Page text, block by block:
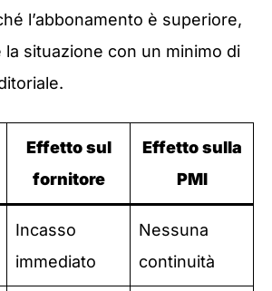
l’abbonamento è superiore,
la situazione con un minimo di
Effetto sul
fornitore
Effetto sulla
PMI
Incasso
immediato
Nessuna
continuità